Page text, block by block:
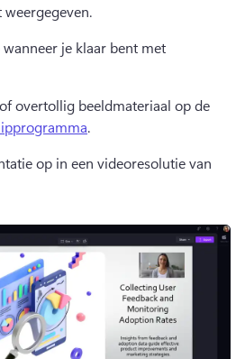
je klaar bent met
overtollig beeldmateriaal op de
.
op in een videoresolutie van